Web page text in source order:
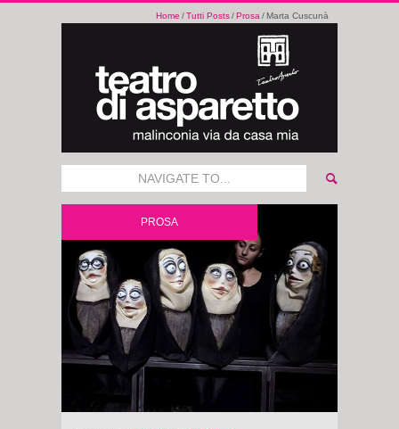
Home Tutti Posts Prosa Marta Cuscunà
NAVIGATE TO...
PROSA